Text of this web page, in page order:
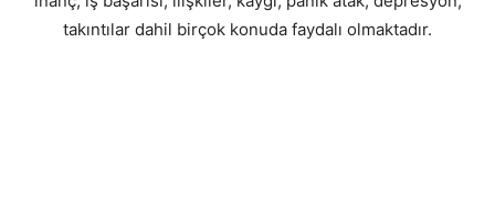
takıntılar dahil birçok konuda faydalı olmaktadır.